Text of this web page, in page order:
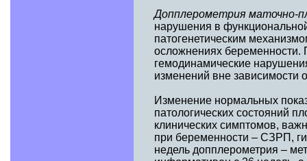
Допплерометрия маточно-
нарушения в
патогенетическим
осложнениях
гемодинамические
изменений вне зависимости
Изменение нормальных
патологических состояний
клинических симптомов,
при беременности – СЗРП,
недель допплерометрия –